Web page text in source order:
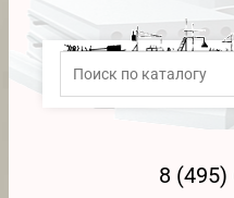
8 (495)